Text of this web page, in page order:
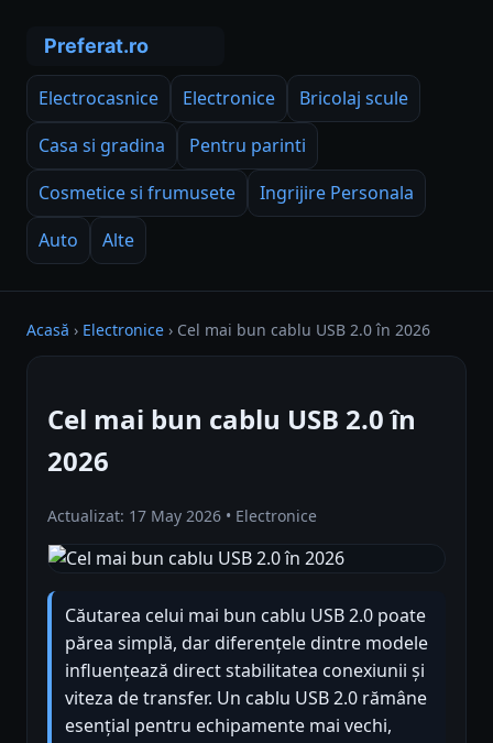
Electrocasnice Electronice
Bricolaj scule
Casa si gradina
Pentru parinti
Cosmetice si frumusete
Ingrijire Personala
Auto
Alte
Acasă › Electronice › Cel mai bun cablu USB 2.0 în 2026
Cel mai bun cablu USB 2.0 în
2026
Actualizat: 17 May 2026 • Electronice
Căutarea celui mai bun cablu USB 2.0 poate
părea simplă, dar diferențele dintre modele
influențează direct stabilitatea conexiunii și
viteza de transfer. Un cablu USB 2.0 rămâne
esențial pentru echipamente mai vechi,